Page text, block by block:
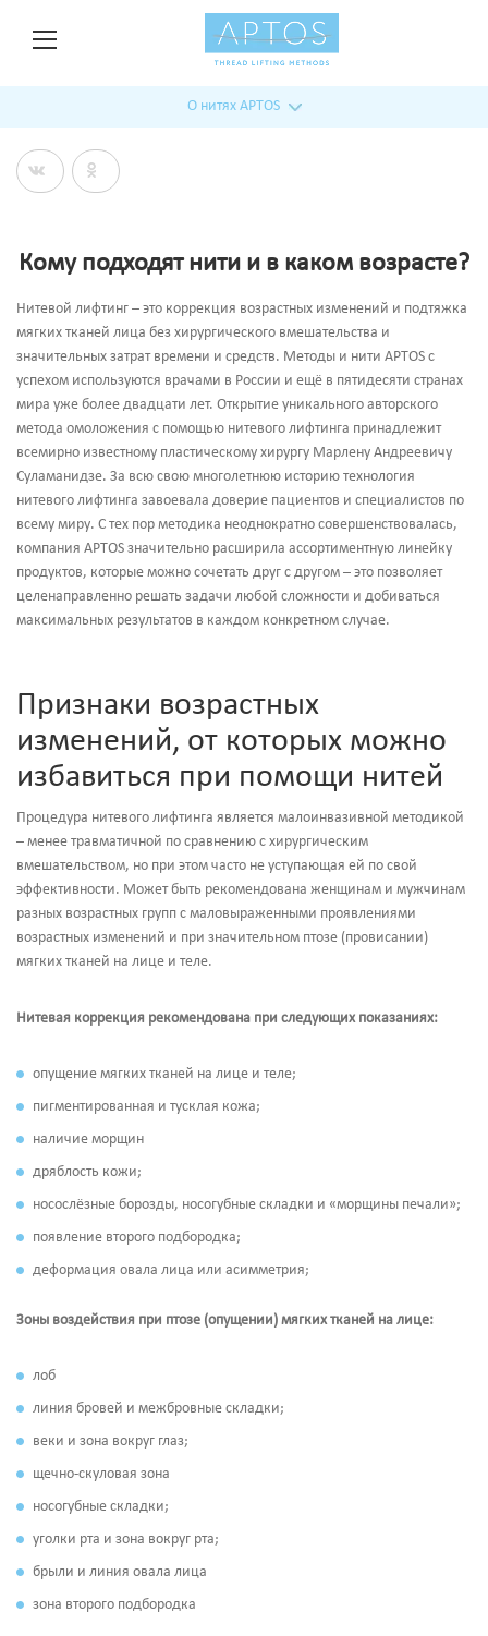
О нитях APTOS
Кому подходят нити и в каком возрасте?
Нитевой лифтинг – это коррекция возрастных изменений и подтяжка
мягких тканей лица без хирургического вмешательства и
значительных затрат времени и средств. Методы и нити APTOS с
успехом используются врачами в России и ещё в пятидесяти странах
мира уже более двадцати лет. Открытие уникального авторского
метода омоложения с помощью нитевого лифтинга принадлежит
всемирно известному пластическому хирургу Марлену Андреевичу
Суламанидзе. За всю свою многолетнюю историю технология
нитевого лифтинга завоевала доверие пациентов и специалистов по
всему миру. С тех пор методика неоднократно совершенствовалась,
компания APTOS значительно расширила ассортиментную линейку
продуктов, которые можно сочетать друг с другом – это позволяет
целенаправленно решать задачи любой сложности и добиваться
максимальных результатов в каждом конкретном случае.
Признаки возрастных
изменений, от которых можно
избавиться при помощи нитей
Процедура нитевого лифтинга является малоинвазивной методикой
– менее травматичной по сравнению с хирургическим
вмешательством, но при этом часто не уступающая ей по свой
эффективности. Может быть рекомендована женщинам и мужчинам
разных возрастных групп с маловыраженными проявлениями
возрастных изменений и при значительном птозе (провисании)
мягких тканей на лице и теле.
Нитевая коррекция рекомендована при следующих показаниях:
опущение мягких тканей на лице и теле;
пигментированная и тусклая кожа;
наличие морщин
дряблость кожи;
носослёзные борозды, носогубные складки и «морщины печали»;
появление второго подбородка;
деформация овала лица или асимметрия;
Зоны воздействия при птозе (опущении) мягких тканей на лице:
лоб
линия бровей и межбровные складки;
веки и зона вокруг глаз;
щечно-скуловая зона
носогубные складки;
уголки рта и зона вокруг рта;
брыли и линия овала лица
зона второго подбородка